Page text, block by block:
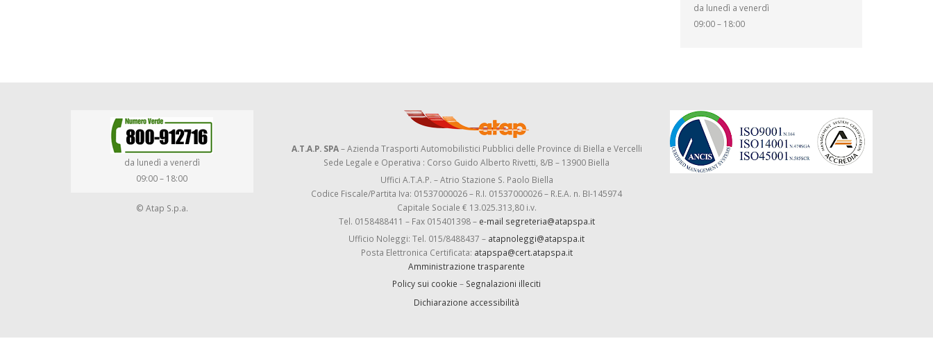
DIRITTI E DOVERI
da lunedì a venerdì
09:00 – 18:00
da lunedì a venerdì
09:00 – 18:00
© Atap S.p.a.
A.T.A.P. SPA– Azienda Trasporti Automobilistici Pubblici delle Province di Biella e Vercelli
Sede Legale e Operativa : Corso Guido Alberto Rivetti, 8/B – 13900 Biella
Uffici A.T.A.P. – Atrio Stazione S. Paolo Biella
Codice Fiscale/Partita Iva: 01537000026 – R.I. 01537000026 – R.E.A. n. BI-145974
Capitale Sociale € 13.025.313,80 i.v.
Tel. 0158488411 – Fax 015401398 – e-mail segreteria@atapspa.it
Ufficio Noleggi: Tel. 015/8488437 – atapnoleggi@atapspa.it
Posta Elettronica Certificata: atapspa@cert.atapspa.it
Amministrazione trasparente
Policy sui cookie – Segnalazioni illeciti
Dichiarazione accessibilità